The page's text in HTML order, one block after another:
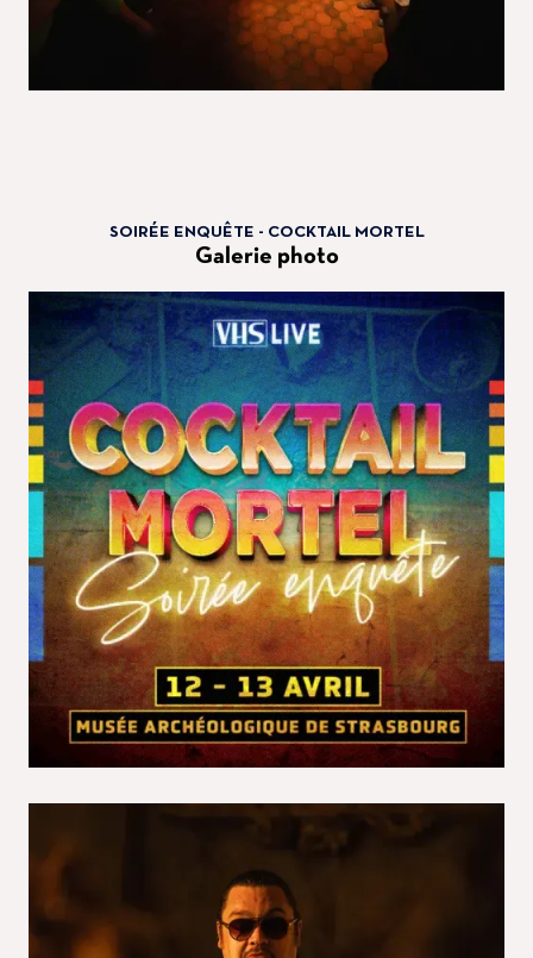
Galerie photo
SOIRÉE ENQUÊTE - COCKTAIL MORTEL